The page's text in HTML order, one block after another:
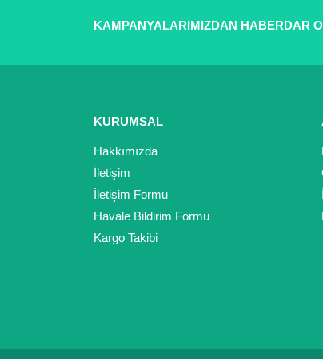
Ürün bilgilerinde hatalar bulunuyor.
Bu ürüne benzer farklı alternatifler olmalı.
KAMPANYALARIMIZDAN HABERDAR
KURUMSAL
Hakkımızda
İletişim
İletişim Formu
Havale Bildirim Formu
Kargo Takibi